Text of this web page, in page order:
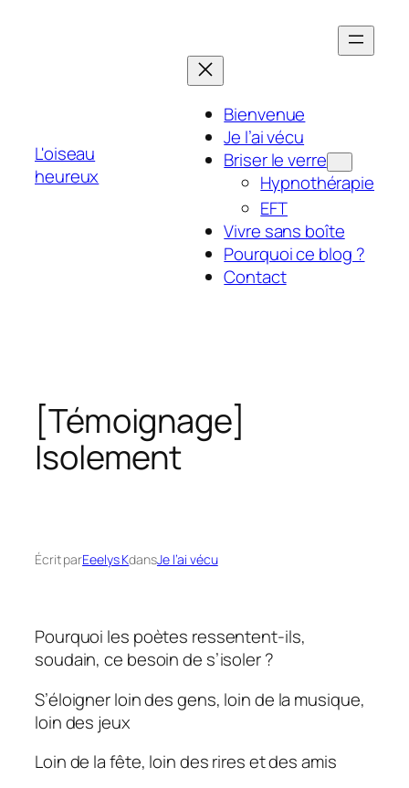
L'oiseau
heureux
Bienvenue
Je l’ai vécu
Briser le verre
Hypnothérapie
EFT
Vivre sans boîte
Pourquoi ce blog ?
Contact
[Témoignage]
Isolement
Écrit parEeelys KdansJe l’ai vécu
Pourquoi les poètes ressentent-ils,
soudain, ce besoin de s’isoler ?
S’éloigner loin des gens, loin de la musique,
loin des jeux
Loin de la fête, loin des rires et des amis